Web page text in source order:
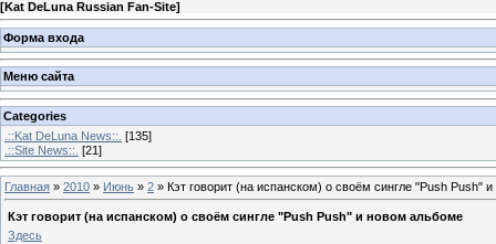
[Kat DeLuna Russian Fan-Site]
Форма входа
Меню сайта
Categories
.::Kat DeLuna News::. [135]
.::Site News::. [21]
Главная » 2010 » Июнь » 2 » Кэт говорит (на испанском) о своём сингле "Push Push"
Кэт говорит (на испанском) о своём сингле "Push Push" и новом альбоме
Здесь